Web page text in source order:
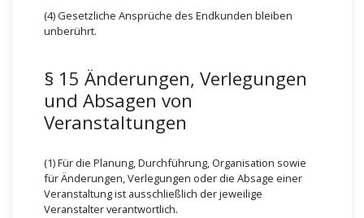
(4) Gesetzliche Ansprüche des Endkunden bleiben
unberührt.
§ 15 Änderungen, Verlegungen
und Absagen von
Veranstaltungen
(1) Für die Planung, Durchführung, Organisation sowie
für Änderungen, Verlegungen oder die Absage einer
Veranstaltung ist ausschließlich der jeweilige
Veranstalter verantwortlich.